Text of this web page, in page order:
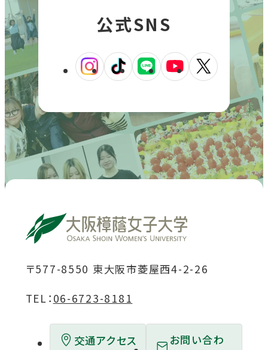
公式SNS
外
サ
イ
ト
を
イ
ド
で
開
き
外
サ
イ
を
イ
ド
で
開
き
外
サ
イ
ト
を
イ
ド
開
外
サ
イ
ト
を
イ
ド
開
き
外
サ
イ
ト
を
ド
開
き
〒577-8550 東大阪市菱屋西4-2-26
TEL： 06-6723-8181
交通アクセス
お問い合わ